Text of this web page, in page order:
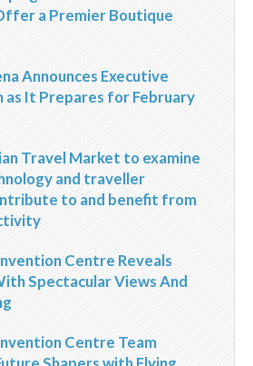
a Premier Boutique
Announces Executive
as It Prepares for February
Travel Market to examine
and traveller
to and benefit from
Centre Reveals
Spectacular Views And
Centre Team